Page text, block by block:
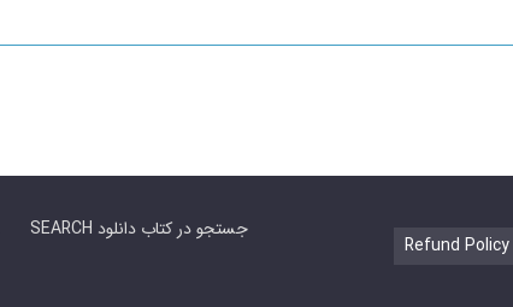
SEARCH جستجو در کتاب دانلود